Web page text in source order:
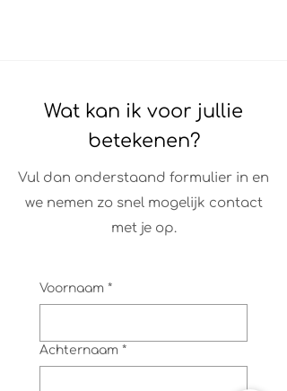
Wat kan ik voor jullie
betekenen?
Vul dan onderstaand formulier in en
we nemen zo snel mogelijk contact
met je op.
Voornaam *
Achternaam *